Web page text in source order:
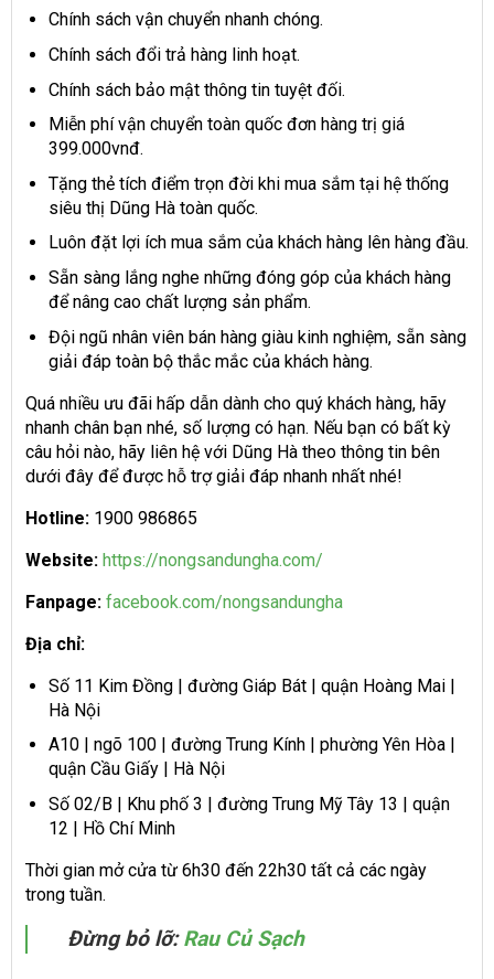
Chính sách vận chuyển nhanh chóng.
Chính sách đổi trả hàng linh hoạt.
Chính sách bảo mật thông tin tuyệt đối.
Miễn phí vận chuyển toàn quốc đơn hàng trị giá
399.000vnđ.
Tặng thẻ tích điểm trọn đời khi mua sắm tại hệ thống
siêu thị Dũng Hà toàn quốc.
Luôn đặt lợi ích mua sắm của khách hàng lên hàng đầu.
Sẵn sàng lắng nghe những đóng góp của khách hàng
để nâng cao chất lượng sản phẩm.
Đội ngũ nhân viên bán hàng giàu kinh nghiệm, sẵn sàng
giải đáp toàn bộ thắc mắc của khách hàng.
Quá nhiều ưu đãi hấp dẫn dành cho quý khách hàng, hãy
nhanh chân bạn nhé, số lượng có hạn. Nếu bạn có bất kỳ
câu hỏi nào, hãy liên hệ với Dũng Hà theo thông tin bên
dưới đây để được hỗ trợ giải đáp nhanh nhất nhé!
Hotline: 1900 986865
Website: https://nongsandungha.com/
Fanpage: facebook.com/nongsandungha
Địa chỉ:
Số 11 Kim Đồng | đường Giáp Bát | quận Hoàng Mai |
Hà Nội
A10 | ngõ 100 | đường Trung Kính | phường Yên Hòa |
quận Cầu Giấy | Hà Nội
Số 02/B | Khu phố 3 | đường Trung Mỹ Tây 13 | quận
12 | Hồ Chí Minh
Thời gian mở cửa từ 6h30 đến 22h30 tất cả các ngày
trong tuần.
Đừng bỏ lỡ:Rau Củ Sạch